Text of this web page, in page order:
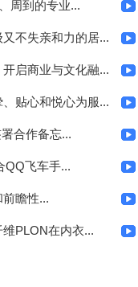
周到的专业...
不失亲和力的居...
启商业与文化融...
贴心和悦心为服...
合作备忘...
QQ飞车手...
瞻性...
PLON在内衣...